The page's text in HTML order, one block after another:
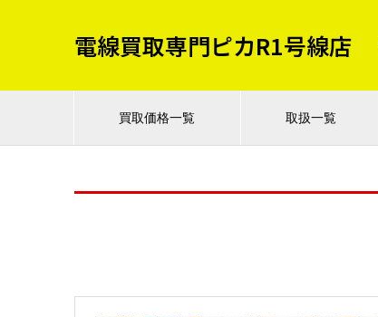
電線買取専門ピカR1号線店
買取価格一覧 取扱一覧